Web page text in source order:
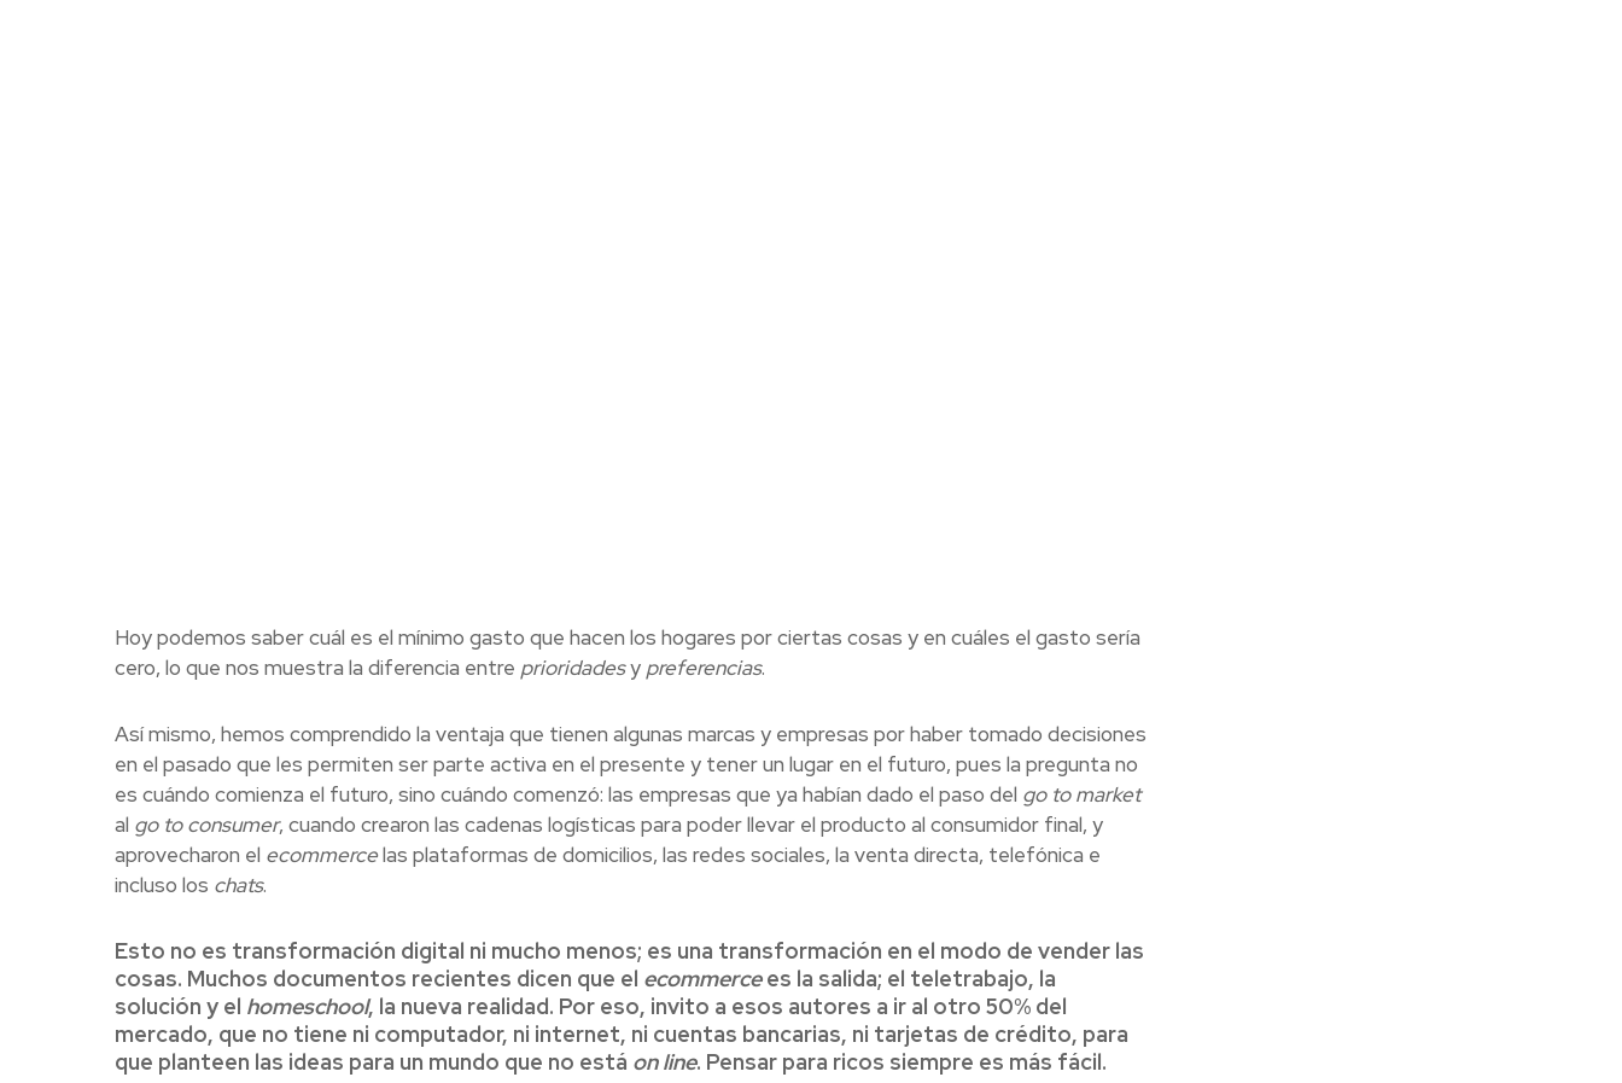
Hoy podemos saber cuál es el mínimo gasto que hacen los hogares por ciertas cosas y en cuáles el gasto sería
cero, lo que nos muestra la diferencia entre prioridadesy preferencias.
Así mismo, hemos comprendido la ventaja que tienen algunas marcas y empresas por haber tomado decisiones
en el pasado que les permiten ser parte activa en el presente y tener un lugar en el futuro, pues la pregunta no
es cuándo comienza el futuro, sino cuándo comenzó: las empresas que ya habían dado el paso del go to market
al go to consumer, cuando crearon las cadenas logísticas para poder llevar el producto al consumidor final, y
aprovecharon el ecommercelas plataformas de domicilios, las redes sociales, la venta directa, telefónica e
incluso los chats.
Esto no es transformación digital ni mucho menos; es una transformación en el modo de vender las
cosas. Muchos documentos recientes dicen que el ecommercees la salida; el teletrabajo, la
solución y el homeschool, la nueva realidad. Por eso, invito a esos autores a ir al otro 50% del
mercado, que no tiene ni computador, ni internet, ni cuentas bancarias, ni tarjetas de crédito, para
que planteen las ideas para un mundo que no está on line. Pensar para ricos siempre es más fácil.